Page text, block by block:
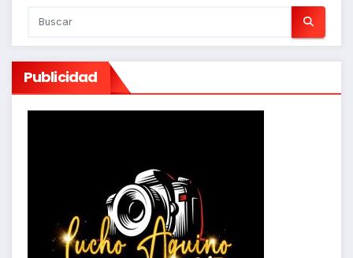
Publicidad